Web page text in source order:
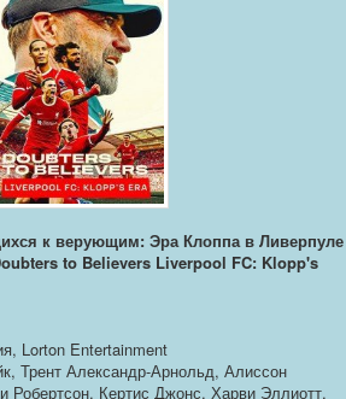
к верующим: Эра Клоппа в Ливерпуле
to Believers Liverpool FC: Klopp's
Lorton Entertainment
Трент Александр-Арнольд, Алиссон
Робертсон, Кертис Джонс, Харви Эллиотт,